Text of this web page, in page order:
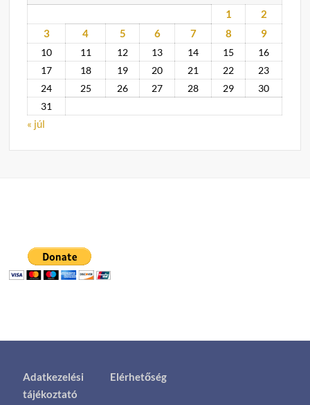
1
2
3
4 5 6 7 8 9
10 11 12 13 14 15
16
17
18 19 20 21 22
23
24
25 26 27 28 29
30
31
« júl
Adatkezelési
tájékoztató
Elérhetőség